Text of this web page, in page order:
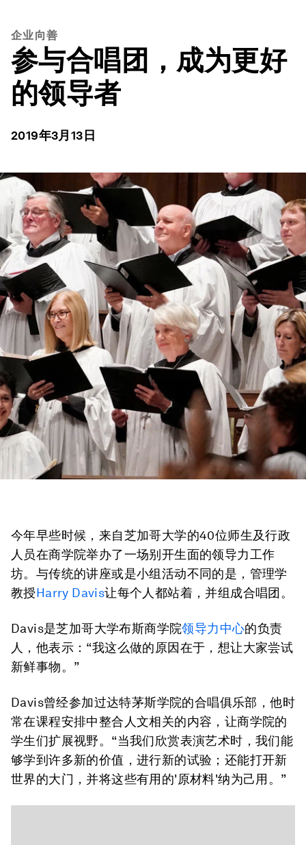
企业向善
参与合唱团，成为更好
的领导者
2019年3月13日
今年早些时候，来自芝加哥大学的40位师生及行政
人员在商学院举办了一场别开生面的领导力工作
坊。与传统的讲座或是小组活动不同的是，管理学
教授Harry Davis让每个人都站着，并组成合唱团。
Davis是芝加哥大学布斯商学院领导力中心的负责
人，他表示：“我这么做的原因在于，想让大家尝试
新鲜事物。”
Davis曾经参加过达特茅斯学院的合唱俱乐部，他时
常在课程安排中整合人文相关的内容，让商学院的
学生们扩展视野。“当我们欣赏表演艺术时，我们能
够学到许多新的价值，进行新的试验；还能打开新
世界的大门，并将这些有用的'原材料'纳为己用。”